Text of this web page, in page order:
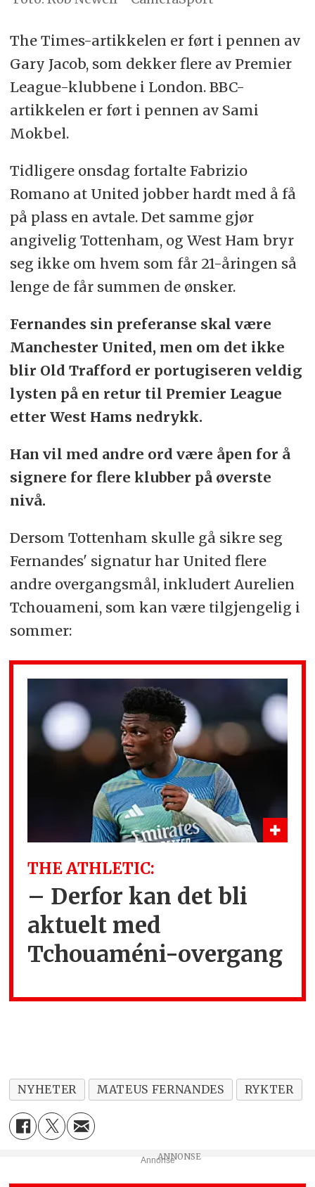
The Times-artikkelen er ført i pennen av
Gary Jacob, som dekker flere av Premier
League-klubbene i London. BBC-
artikkelen er ført i pennen av Sami
Mokbel.
Tidligere onsdag fortalte Fabrizio
Romano at United jobber hardt med å få
på plass en avtale. Det samme gjør
angivelig Tottenham, og West Ham bryr
seg ikke om hvem som får 21-åringen så
lenge de får summen de ønsker.
Fernandes sin preferanse skal være
Manchester United, men om det ikke
blir Old Trafford er portugiseren veldig
lysten på en retur til Premier League
etter West Hams nedrykk.
Han vil med andre ord være åpen for å
signere for flere klubber på øverste
nivå.
Dersom Tottenham skulle gå sikre seg
Fernandes' signatur har United flere
andre overgangsmål, inkludert Aurelien
Tchouameni, som kan være tilgjengelig i
sommer:
THE ATHLETIC:
– Derfor kan det bli
aktuelt med
Tchouaméni-overgang
NYHETER MATEUS FERNANDES RYKTER
Annonse